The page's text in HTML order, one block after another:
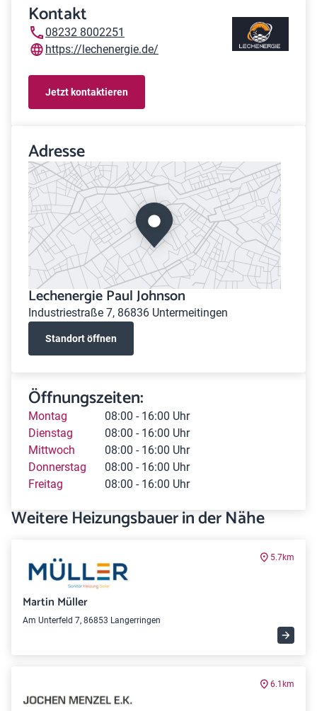
Kontakt
08232 8002251
https://lechenergie.de/
Jetzt kontaktieren
Adresse
Lechenergie Paul Johnson
Industriestraße 7, 86836 Untermeitingen
Standort öffnen
Öffnungszeiten:
Montag
08:00 - 16:00 Uhr
Dienstag
08:00 - 16:00 Uhr
Mittwoch
08:00 - 16:00 Uhr
Donnerstag
08:00 - 16:00 Uhr
Freitag
08:00 - 16:00 Uhr
Weitere Heizungsbauer in der Nähe
5.7km
Martin Müller
Am Unterfeld 7, 86853 Langerringen
6.1km